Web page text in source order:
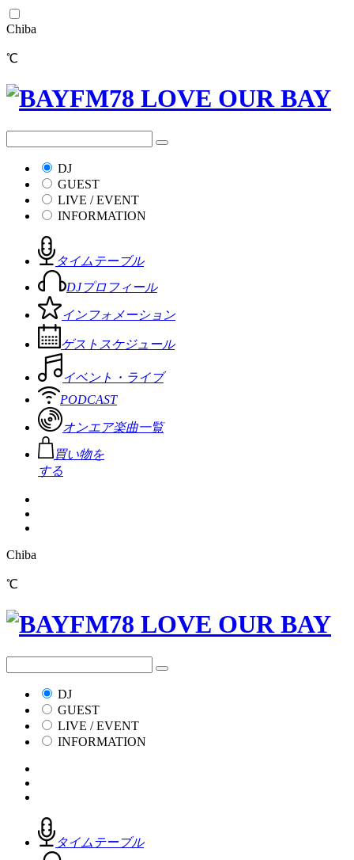
Chiba
℃
DJ
GUEST
LIVE / EVENT
INFORMATION
タイムテーブル
DJプロフィール
インフォメーション
ゲストスケジュール
イベント・ライブ
PODCAST
オンエア楽曲一覧
買い物を
する
Chiba
℃
DJ
GUEST
LIVE / EVENT
INFORMATION
タイムテーブル